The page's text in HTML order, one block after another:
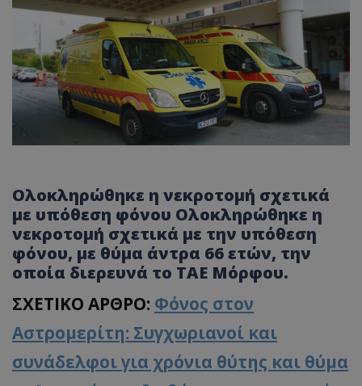
Ολοκληρώθηκε η νεκροτομή σχετικά
με υπόθεση φόνου Ολοκληρώθηκε η
νεκροτομή σχετικά με την υπόθεση
φόνου, με θύμα άντρα 66 ετών, την
οποία διερευνά το ΤΑΕ Μόρφου.
ΣΧΕΤΙΚΟ ΑΡΘΡΟ: Φόνος στον
Αστρομερίτη: Συγχωριανοί και
συνάδελφοι για χρόνια θύτης και θύμα